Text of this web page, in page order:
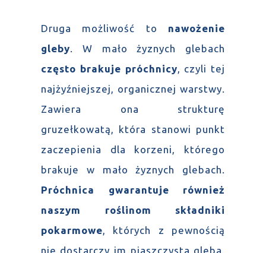
Druga możliwość to nawożenie
gleby. W mało żyznych glebach
często brakuje próchnicy, czyli tej
najżyźniejszej, organicznej warstwy.
Zawiera ona strukturę
gruzełkowatą, która stanowi punkt
zaczepienia dla korzeni, którego
brakuje w mało żyznych glebach.
Próchnica gwarantuje również
naszym roślinom składniki
pokarmowe, których z pewnością
nie dostarczy im piaszczysta gleba.